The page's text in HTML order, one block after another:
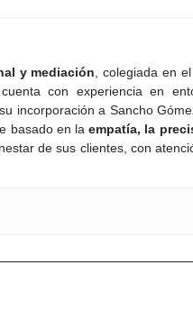
y mediación , colegiada en
con experiencia en
incorporación a Sancho
basado en laempatía, la
de sus clientes, con